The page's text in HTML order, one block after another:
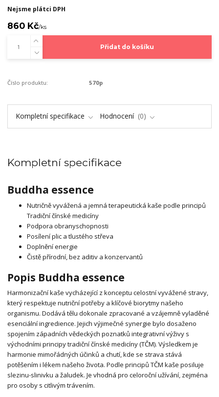
Nejsme plátci DPH
860 Kč/ks
Přidat do košíku
Číslo produktu: 570p
Kompletní specifikace Hodnocení 0
Kompletní specifikace
Buddha essence
Nutričně vyvážená a jemná terapeutická kaše podle principů
Tradiční čínské medicíny
Podpora obranyschopnosti
Posílení plic a tlustého střeva
Doplnění energie
Čistě přírodní, bez aditiv a konzervantů
Popis Buddha essence
Harmonizační kaše vycházející z konceptu celostní vyvážené stravy,
který respektuje nutriční potřeby a klíčové biorytmy našeho
organismu. Dodává tělu dokonale zpracované a vzájemně vyladěné
esenciální ingredience. Jejich výjimečné synergie bylo dosaženo
spojením západních vědeckých poznatků integrativní výživy s
východními principy tradiční čínské medicíny (TČM). Výsledkem je
harmonie mimořádných účinků a chutí, kde se strava stává
potěšením i lékem našeho života. Podle principů TČM kaše posiluje
slezinu-slinivku a žaludek. Je vhodná pro celoroční užívání, zejména
pro osoby s citlivým trávením.